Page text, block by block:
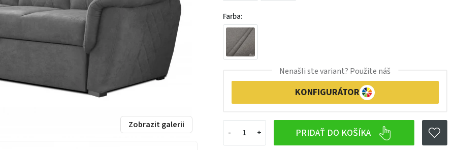
Farba:
PRIDAŤ DO KOŠÍKA
Nenašli ste variant? Použite náš
KONFIGURÁTOR
Zobrazit galerii